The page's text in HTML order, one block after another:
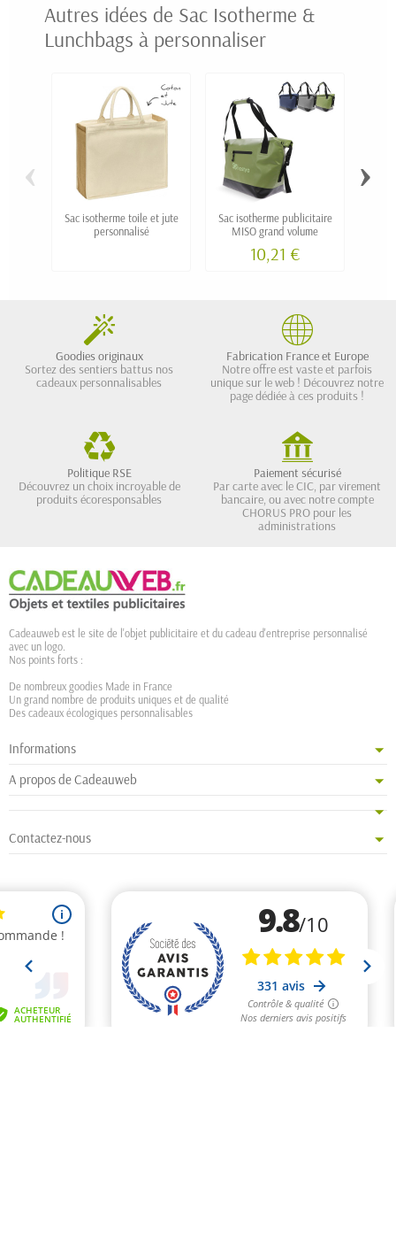
Autres idées de Sac Isotherme &
Lunchbags à personnaliser
Sac isotherme toile et jute
personnalisé
Sac isotherme publicitaire
MISO grand volume
10,21 €
‹ ›
Goodies originaux
Sortez des sentiers battus nos
cadeaux personnalisables
Fabrication France et Europe
Notre offre est vaste et parfois
unique sur le web ! Découvrez notre
page dédiée à ces produits !
Politique RSE
Découvrez un choix incroyable de
produits écoresponsables
Paiement sécurisé
Par carte avec le CIC, par virement
bancaire, ou avec notre compte
CHORUS PRO pour les
administrations
Cadeauweb est le site de l'objet publicitaire et du cadeau d'entreprise personnalisé
avec un logo.
Nos points forts :
De nombreux goodies Made in France
Un grand nombre de produits uniques et de qualité
Des cadeaux écologiques personnalisables
Informations
A propos de Cadeauweb
Contactez-nous